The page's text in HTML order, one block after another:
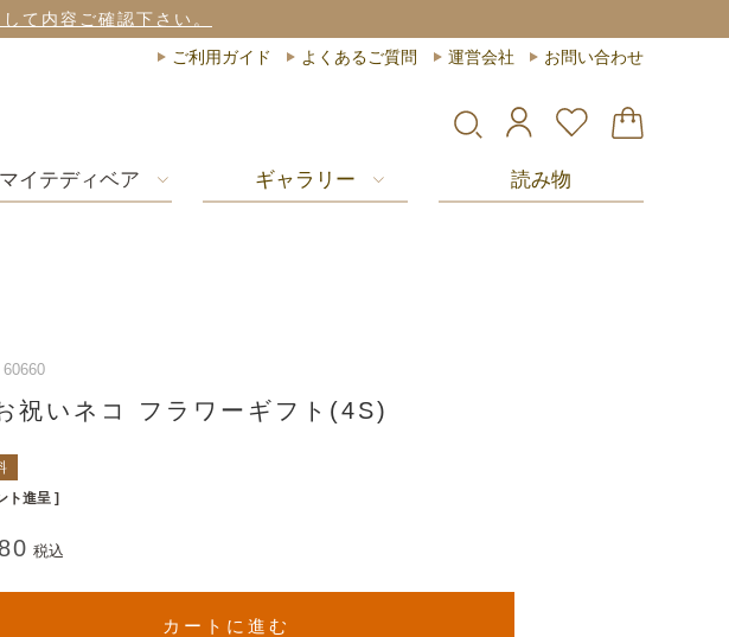
内容ご確認下さい。
ご利用ガイド よくあるご質問 運営会社 お問い合わせ
マイテディベア ギャラリー 読み物
60660
祝いネコ フラワーギフト(4S)
ト進呈 ]
税込
カートに進む